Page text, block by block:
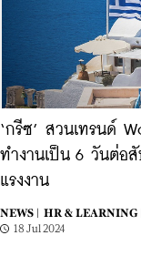
‘กรีซ’ สวนเทรนด์
ทำงานเป็น 6 วันต่
แรงงาน
NEWS | HR & LEARNING |
18 Jul 2024